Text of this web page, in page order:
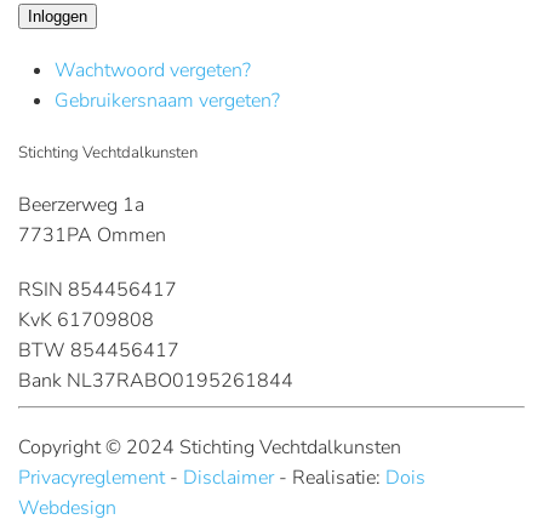
Inloggen
Wachtwoord vergeten?
Gebruikersnaam vergeten?
Stichting Vechtdalkunsten
Beerzerweg 1a
7731PA Ommen
RSIN 854456417
KvK 61709808
BTW 854456417
Bank NL37RABO0195261844
Copyright © 2024 Stichting Vechtdalkunsten
Privacyreglement- Disclaimer- Realisatie: Dois
Webdesign